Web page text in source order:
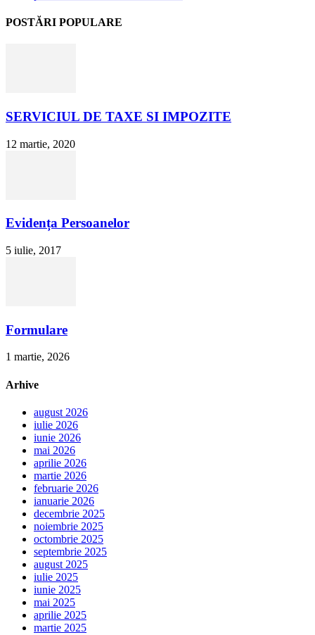
POSTĂRI POPULARE
SERVICIUL DE TAXE SI IMPOZITE
12 martie, 2020
Evidența Persoanelor
5 iulie, 2017
Formulare
1 martie, 2026
Arhive
august 2026
iulie 2026
iunie 2026
mai 2026
aprilie 2026
martie 2026
februarie 2026
ianuarie 2026
decembrie 2025
noiembrie 2025
octombrie 2025
septembrie 2025
august 2025
iulie 2025
iunie 2025
mai 2025
aprilie 2025
martie 2025